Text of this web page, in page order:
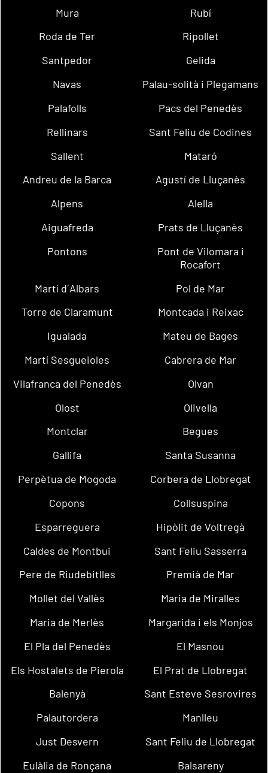
Mura
Rubí
Roda de Ter
Ripollet
Santpedor
Gelida
Navas
Palau-solità i Plegamans
Palafolls
Pacs del Penedès
Rellinars
Sant Feliu de Codines
Sallent
Mataró
Andreu de la Barca
Agustí de Lluçanès
Alpens
Alella
Aiguafreda
Prats de Lluçanès
Pontons
Pont de Vilomara i
Rocafort
Martí d´Albars
Pol de Mar
Torre de Claramunt
Montcada i Reixac
Igualada
Mateu de Bages
Martí Sesgueioles
Cabrera de Mar
Vilafranca del Penedès
Olvan
Olost
Olivella
Montclar
Begues
Gallifa
Santa Susanna
Perpètua de Mogoda
Corbera de Llobregat
Copons
Collsuspina
Esparreguera
Hipòlit de Voltregà
Caldes de Montbui
Sant Feliu Sasserra
Pere de Riudebitlles
Premià de Mar
Mollet del Vallès
Maria de Miralles
Maria de Merlès
Margarida i els Monjos
El Pla del Penedès
El Masnou
Els Hostalets de Pierola
El Prat de Llobregat
Balenyà
Sant Esteve Sesrovires
Palautordera
Manlleu
Just Desvern
Sant Feliu de Llobregat
Eulàlia de Ronçana
Balsareny